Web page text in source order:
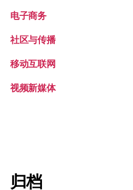
电子商务
社区与传播
移动互联网
视频新媒体
归档